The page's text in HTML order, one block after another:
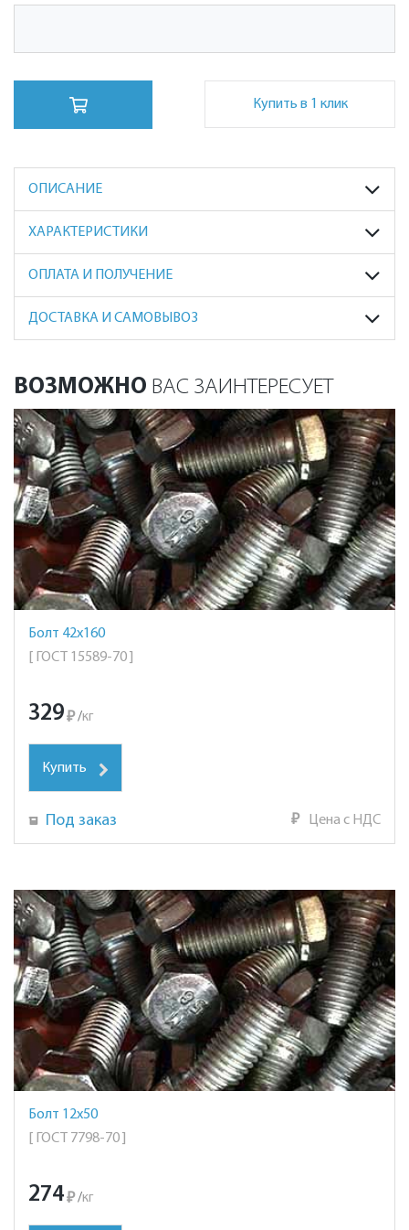
Купить в 1 клик
ОПИСАНИЕ
ХАРАКТЕРИСТИКИ
ОПЛАТА И ПОЛУЧЕНИЕ
ДОСТАВКА И САМОВЫВОЗ
ВОЗМОЖНО ВАС ЗАИНТЕРЕСУЕТ
Болт 42х160
[ ГОСТ 15589-70 ]
329₽ /кг
Купить
Под заказ ₽ Цена с НДС
Болт 12х50
[ ГОСТ 7798-70 ]
274₽ /кг